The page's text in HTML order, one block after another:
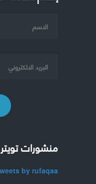
منشورات تويتر
by rufaqaa